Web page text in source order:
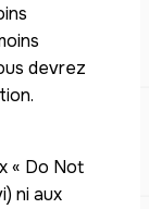
devrez
« Do Not
ni aux